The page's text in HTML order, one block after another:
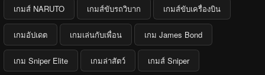
เกมส์ NARUTO เกมส์ขับรถวิบาก เกมส์ขับเครื่องบิน
เกมอัปเดต เกมเล่นกับเพื่อน เกม James Bond
เกม Sniper Elite เกมล่าสัตว์ เกมส์ Sniper